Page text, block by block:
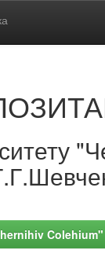
Colehium"